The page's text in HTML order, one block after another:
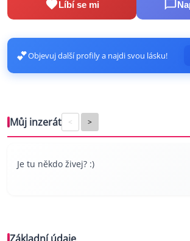
Líbí se mi
💕Objevuj další profily a najdi svou lásku!
Můj inzerát < >
Je tu někdo živej? :)